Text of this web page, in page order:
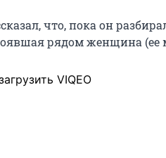
что, пока он
рядом женщина (ее
VIQEO